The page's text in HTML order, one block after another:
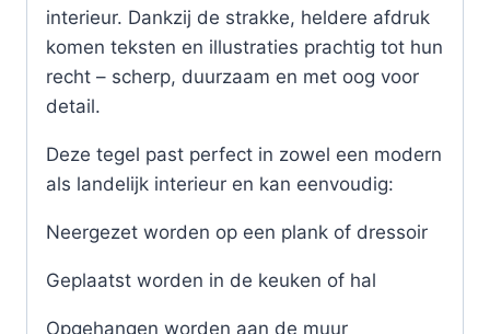
interieur. Dankzij de strakke, heldere afdruk
komen teksten en illustraties prachtig tot hun
recht – scherp, duurzaam en met oog voor
detail.
Deze tegel past perfect in zowel een modern
als landelijk interieur en kan eenvoudig:
Neergezet worden op een plank of dressoir
Geplaatst worden in de keuken of hal
Opgehangen worden aan de muur